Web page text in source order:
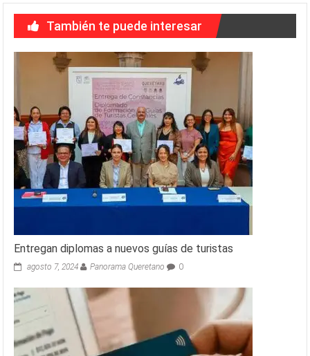
También te puede interesar
Entregan diplomas a nuevos guías de turistas
agosto 7, 2024 Panorama Queretano 0